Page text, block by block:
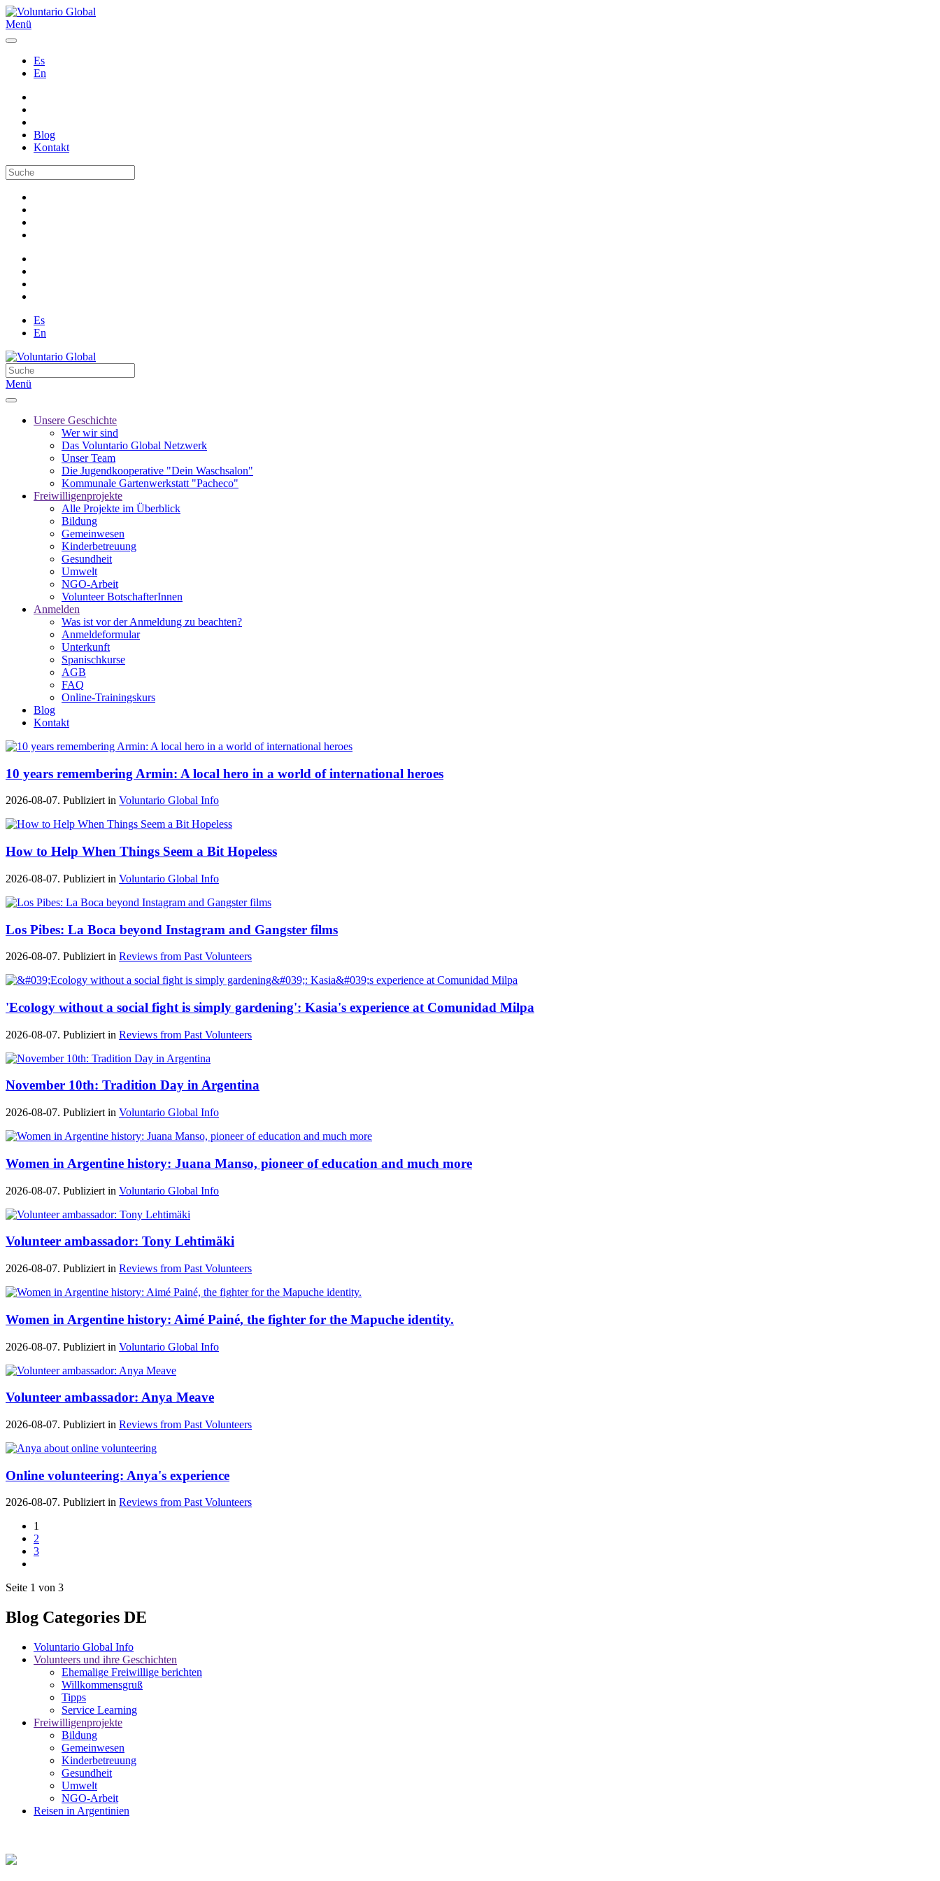
Menü
Es
En
Blog
Kontakt
Es
En
Menü
Unsere Geschichte
Wer wir sind
Das Voluntario Global Netzwerk
Unser Team
Die Jugendkooperative "Dein Waschsalon"
Kommunale Gartenwerkstatt "Pacheco"
Freiwilligenprojekte
Alle Projekte im Überblick
Bildung
Gemeinwesen
Kinderbetreuung
Gesundheit
Umwelt
NGO-Arbeit
Volunteer BotschafterInnen
Anmelden
Was ist vor der Anmeldung zu beachten?
Anmeldeformular
Unterkunft
Spanischkurse
AGB
FAQ
Online-Trainingskurs
Blog
Kontakt
10 years remembering Armin: A local hero in a world of international heroes
2026-08-07. Publiziert in Voluntario Global Info
How to Help When Things Seem a Bit Hopeless
2026-08-07. Publiziert in Voluntario Global Info
Los Pibes: La Boca beyond Instagram and Gangster films
2026-08-07. Publiziert in Reviews from Past Volunteers
'Ecology without a social fight is simply gardening': Kasia's experience at Comunidad Milpa
2026-08-07. Publiziert in Reviews from Past Volunteers
November 10th: Tradition Day in Argentina
2026-08-07. Publiziert in Voluntario Global Info
Women in Argentine history: Juana Manso, pioneer of education and much more
2026-08-07. Publiziert in Voluntario Global Info
Volunteer ambassador: Tony Lehtimäki
2026-08-07. Publiziert in Reviews from Past Volunteers
Women in Argentine history: Aimé Painé, the fighter for the Mapuche identity.
2026-08-07. Publiziert in Voluntario Global Info
Volunteer ambassador: Anya Meave
2026-08-07. Publiziert in Reviews from Past Volunteers
Online volunteering: Anya's experience
2026-08-07. Publiziert in Reviews from Past Volunteers
1
2
3
Seite 1 von 3
Blog Categories DE
Voluntario Global Info
Volunteers und ihre Geschichten
Ehemalige Freiwillige berichten
Willkommensgruß
Tipps
Service Learning
Freiwilligenprojekte
Bildung
Gemeinwesen
Kinderbetreuung
Gesundheit
Umwelt
NGO-Arbeit
Reisen in Argentinien